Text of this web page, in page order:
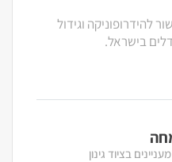
להידרופוניקה וגידול
בישראל.
בציוד גינון